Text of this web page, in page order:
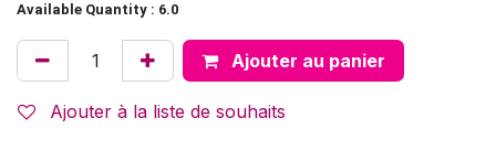
Available Quantity : 6.0
Ajouter au panier
Ajouter à la liste de souhaits